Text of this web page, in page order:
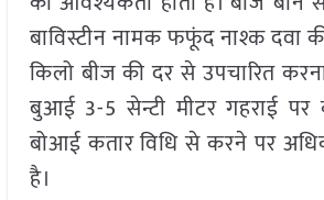
बाविस्टीन नामक फफूंद नाश्क दवा की
किलो बीज की दर से उपचारित
बुआई 3-5 सेन्टी मीटर गहराई पर
बोआई कतार विधि से करने पर अधिक
है।